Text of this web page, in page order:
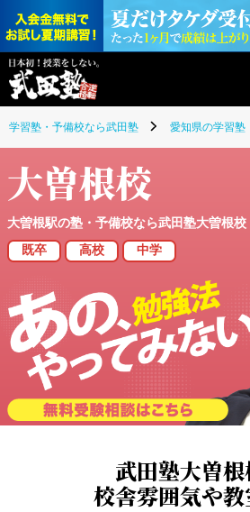
学習塾・予備校なら武田塾 愛知県の学習塾
大曽根校
大曽根駅の塾・予備校なら武田塾大曽根
既卒 高校 中学
武田塾大曽
校舎雰囲気や